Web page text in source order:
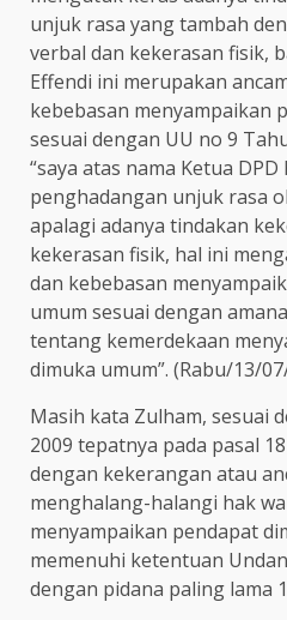
unjuk rasa yang tambah
verbal dan kekerasan fisik,
Effendi ini merupakan
kebebasan menyampaikan
sesuai dengan UU no 9
“saya atas nama Ketua
penghadangan unjuk rasa
apalagi adanya tindakan
kekerasan fisik, hal ini
dan kebebasan
umum sesuai dengan
tentang kemerdekaan
dimuka umum”. (Rabu/13/
Masih kata Zulham, sesuai
2009 tepatnya pada pasal
dengan kekerangan atau
menghalang-halangi hak
menyampaikan pendapat
memenuhi ketentuan
dengan pidana paling lama